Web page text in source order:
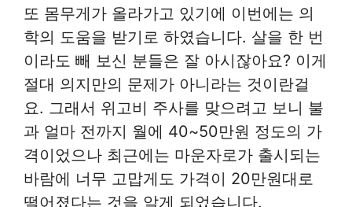
또 몸무게가 올라가고 있기에 이번에는 의
학의 도움을 받기로 하였습니다. 살을 한 번
이라도 빼 보신 분들은 잘 아시잖아요? 이게
절대 의지만의 문제가 아니라는 것이란걸
요. 그래서 위고비 주사를 맞으려고 보니 불
과 얼마 전까지 월에 40~50만원 정도의 가
격이었으나 최근에는 마운자로가 출시되는
바람에 너무 고맙게도 가격이 20만원대로
떨어졌다는 것을 알게 되었습니다.